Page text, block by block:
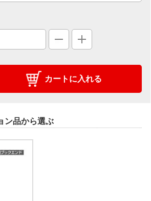
カートに入れる
ン品から選ぶ